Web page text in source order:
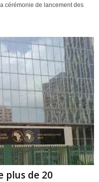
cérémonie de lancement des
plus de 20